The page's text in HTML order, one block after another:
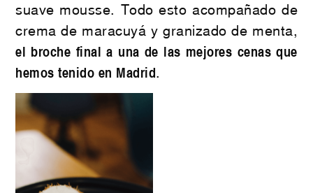
suave mousse. Todo esto acompañado de
crema de maracuyá y granizado de menta,
el broche final a una de las mejores cenas que
hemos tenido en Madrid.